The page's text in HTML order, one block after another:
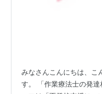
みなさんこんにちは、こ
す。 「作業療法士の発